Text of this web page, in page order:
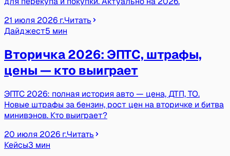
21 июля 2026 г.Читать
Дайджест5 мин
Вторичка 2026: ЭПТС, штрафы,
цены — кто выиграет
ЭПТС 2026: полная история авто — цена, ДТП, ТО.
Новые штрафы за бензин, рост цен на вторичке и битва
минивэнов. Кто выиграет?
20 июля 2026 г.Читать
Кейсы3 мин